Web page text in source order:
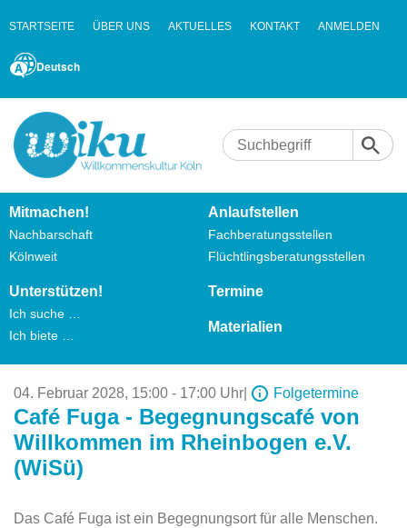
STARTSEITE ÜBER UNS AKTUELLES KONTAKT ANMELDEN
Deutsch
Mitmachen!
Nachbarschaft
Kölnweit
Anlaufstellen
Fachberatungsstellen
Flüchtlingsberatungsstellen
Unterstützen!
Ich suche …
Ich biete …
Termine
Materialien
04. Februar 2028, 15:00 - 17:00 Uhr Folgetermine
Café Fuga - Begegnungscafé von
Willkommen im Rheinbogen e.V.
(WiSü)
Das Café Fuga ist ein Begegnungsort für alle Menschen.